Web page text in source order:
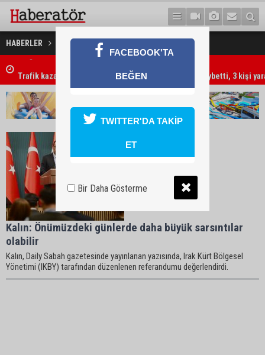
HABERLER Kürt Haberleri
7 Ağustos 2026 Döviz Kurları
Trafik kazasında 85 yaşındaki Turan Obalı hayatını kaybetti, 3 kişi
Kalın: Önümüzdeki günlerde daha büyük sarsıntılar
olabilir
Kalın, Daily Sabah gazetesinde yayınlanan yazısında, Irak Kürt Bölgesel
Yönetimi (IKBY) tarafından düzenlenen referandumu değerlendirdi.
FACEBOOK'TA
BEĞEN
TWITTER'DA TAKİP
ET
Bir Daha Gösterme